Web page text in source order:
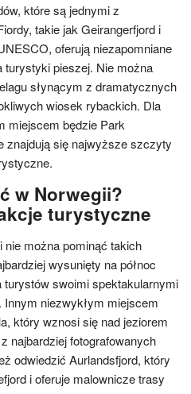
które są jednymi z
takie jak Geirangerfjord i
oferują niezapomniane
turystyki pieszej. Nie można
słynącym z dramatycznych
wiosek rybackich. Dla
miejscem będzie Park
znajdują się najwyższe szczyty
w Norwegii?
turystyczne
można pominąć takich
wysunięty na północ
swoimi spektakularnymi
niezwykłym miejscem
który wznosi się nad jeziorem
najbardziej fotografowanych
odwiedzić Aurlandsfjord, który
i oferuje malownicze trasy